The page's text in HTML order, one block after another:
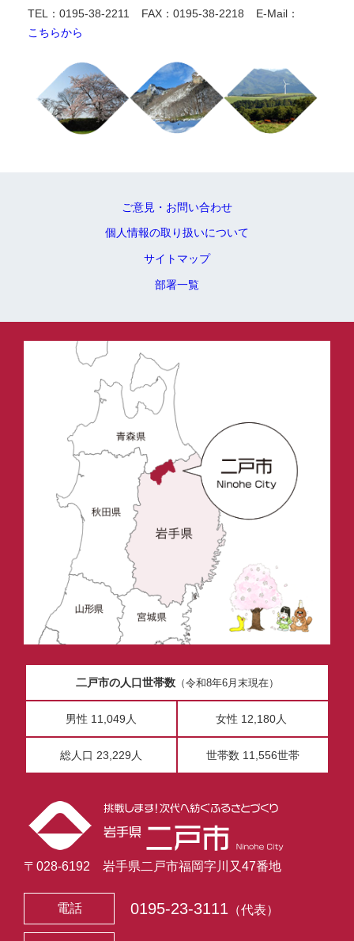
TEL：0195-38-2211
FAX：0195-38-2218
E-Mail：
こちらから
ご意見・お問い合わせ
個人情報の取り扱いについて
サイトマップ
部署一覧
二戸市の人口世帯数（令和8年6月末現在）
男性 11,049人 女性 12,180人
総人口 23,229人 世帯数 11,556世帯
〒028-6192 岩手県二戸市福岡字川又47番地
電話 0195-23-3111 （代表）